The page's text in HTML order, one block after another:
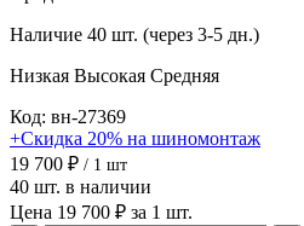
Наличие 40 шт. (через 3-5 дн.)
Низкая Высокая Средняя
Код: вн-27369
+Скидка 20% на шиномонтаж
19 700 ₽ / 1 шт
40 шт. в наличии
Цена 19 700 ₽ за 1 шт.